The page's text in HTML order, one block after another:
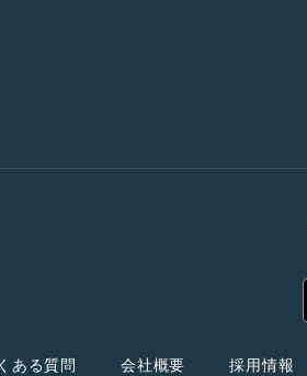
ある質問 会社概要 採用情報